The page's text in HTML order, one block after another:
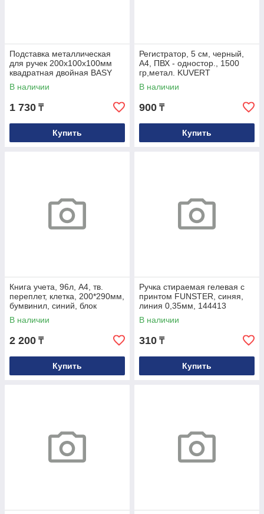
Подставка металлическая
для ручек 200х100х100мм
квадратная двойная BASY
В наличии
1 730 ₸
Купить
Регистратор, 5 см, черный,
А4, ПВХ - одностор., 1500
гр,метал. KUVERT
В наличии
900 ₸
Купить
Книга учета, 96л, А4, тв.
переплет, клетка, 200*290мм,
бумвинил, синий, блок
офсетный
В наличии
2 200 ₸
Купить
Ручка стираемая гелевая с
принтом FUNSTER, синяя,
линия 0,35мм, 144413
В наличии
310 ₸
Купить